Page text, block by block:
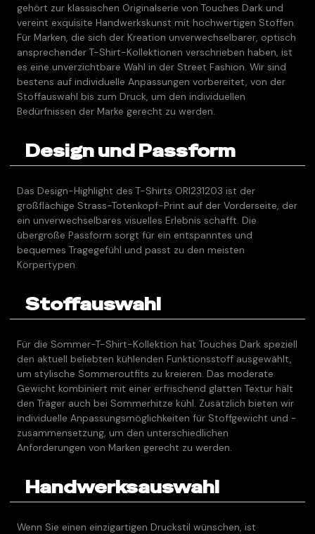
gehört zur klassischen Originalserie von Touches Dark und
vereint exquisite Handwerkskunst mit hochwertigen Stoffen.
Für Marken, die sich der Kreation unverwechselbarer, optisch
ansprechender T-Shirt-Kollektionen verschrieben haben, ist
es eine unverzichtbare Wahl in der Street Fashion. Wir sind
bestens auf individuelle Anpassungen vorbereitet, von der
Stoffauswahl bis zum Druck, um den individuellen
Bedürfnissen der Marke gerecht zu werden.
Design und Passform
Das Design-Highlight des T-Shirts ORI231203 ist der
großflächige Strass-Totenkopf-Print auf der Vorderseite, der
ein unverwechselbares visuelles Erlebnis schafft. Die
übergroße Passform sorgt für ein entspanntes und
bequemes Tragegefühl und passt zu den meisten
Körpertypen.
Stoffauswahl
Für die Sommer-T-Shirt-Kollektion hat Touches Dark speziell
den aktuell beliebten kühlenden Funktionsstoff ausgewählt,
um stylische Sommeroutfits zu kreieren. Das moderate
Gewicht kombiniert mit einer erfrischend glatten Textur hält
den Träger auch bei Sommerhitze kühl. Zusätzlich bieten wir
individuelle Anpassungsmöglichkeiten für Stoffgewicht und -
zusammensetzung, um den unterschiedlichen
Anforderungen von Marken gerecht zu werden.
Handwerksauswahl
Wenn Sie einen einzigartigen Druckstil wünschen, ist